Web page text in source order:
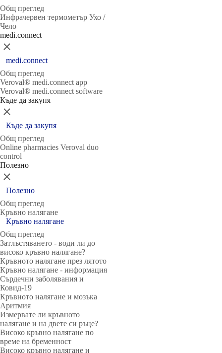
Общ преглед
Инфрачервен термометър Ухо /
Чело
medi.connect
Затвори
medi.connect
Общ преглед
Veroval® medi.connect app
Veroval® medi.connect software
Къде да закупя
Затвори
Къде да закупя
Общ преглед
Online pharmacies Veroval duo
control
Полезно
Затвори
Полезно
Общ преглед
Кръвно налягане
Кръвно налягане
Общ преглед
Затлъстяването - води ли до
високо кръвно налягане?
Кръвното налягане през лятото
Кръвно налягане - информация
Сърдечни заболявания и
Ковид-19
Кръвното налягане и мозъка
Аритмия
Измервате ли кръвното
налягане и на двете си ръце?
Високо кръвно налягане по
време на бременност
Високо кръвно налягане и